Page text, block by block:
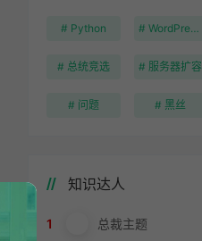
# Python # WordPress安装
# 总统竞选 # 服务器扩容
# 问题 # 黑丝
知识达人
1 总裁主题